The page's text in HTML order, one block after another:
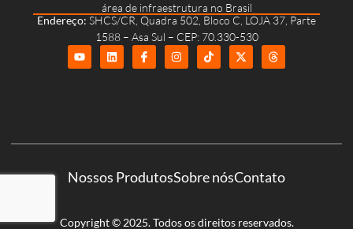
área de infraestrutura no Brasil
Endereço: SHCS/CR, Quadra 502, Bloco C, LOJA 37, Parte
1588 – Asa Sul – CEP: 70.330-530
Nossos ProdutosSobre nósContato
Copyright © 2025. Todos os direitos reservados.